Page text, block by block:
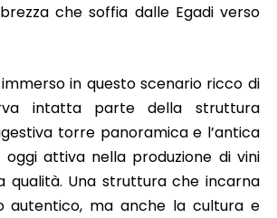
che soffia dalle Egadi verso
immerso in questo scenario ricco di
intatta parte della struttura
torre panoramica e l’antica
attiva nella produzione di vini
qualità. Una struttura che incarna
autentico, ma anche la cultura e